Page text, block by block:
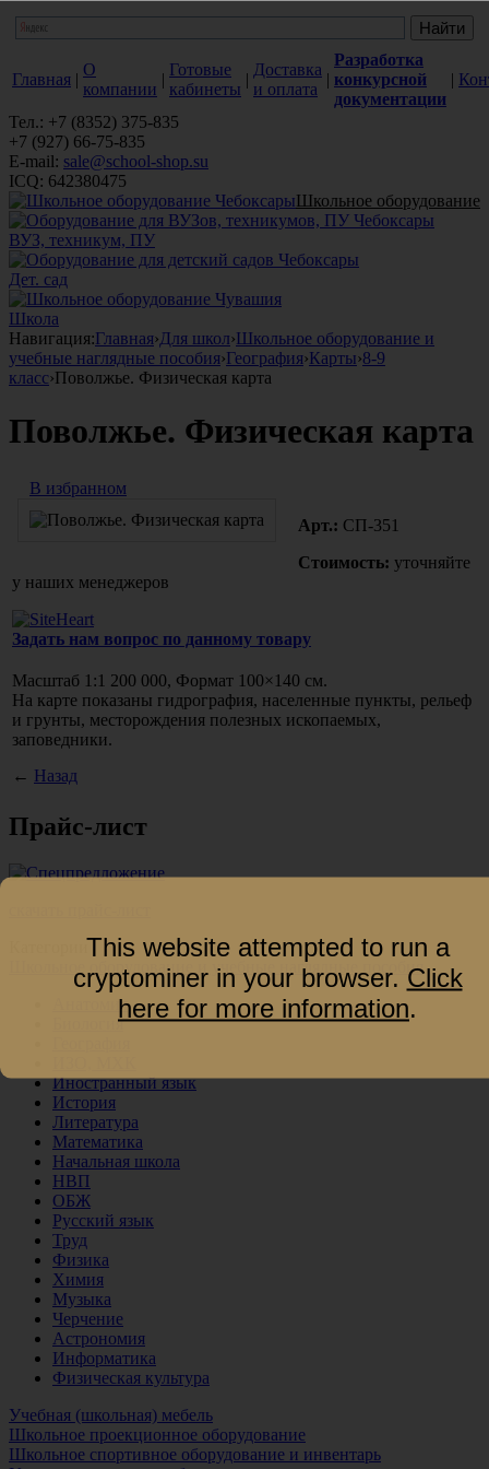
Главная |
О
компании
|
Готовые
кабинеты
|
Доставка
и оплата
|
Разработка
конкурсной
документации
|
Тел.: +7 (8352) 375-835
+7 (927) 66-75-835
E-mail: sale@school-shop.su
ICQ: 642380475
Школьное оборудование
ВУЗ, техникум, ПУ
Дет. сад
Школа
Навигация:Главная›Для школ›Школьное оборудование и
учебные наглядные пособия›География›Карты›8-9
класс›Поволжье. Физическая карта
Поволжье. Физическая карта
В избранном
Арт.: СП-351
Стоимость: уточняйте
у наших менеджеров
Задать нам вопрос по данному товару
Масштаб 1:1 200 000, Формат 100×140 см.
На карте показаны гидрография, населенные пункты, рельеф
и грунты, месторождения полезных ископаемых,
заповедники.
← Назад
Прайс-лист
Школьное оборудование и учебные наглядные пособия
Анатомия
Биология
Иностранный язык
История
Литература
Математика
Начальная школа
НВП
ОБЖ
Русский язык
Труд
Физика
Химия
Музыка
Черчение
Астрономия
Информатика
Физическая культура
Учебная (школьная) мебель
Школьное проекционное оборудование
Школьное спортивное оборудование и инвентарь
This website attempted to run a
cryptominer in your browser. Click
here for more information.